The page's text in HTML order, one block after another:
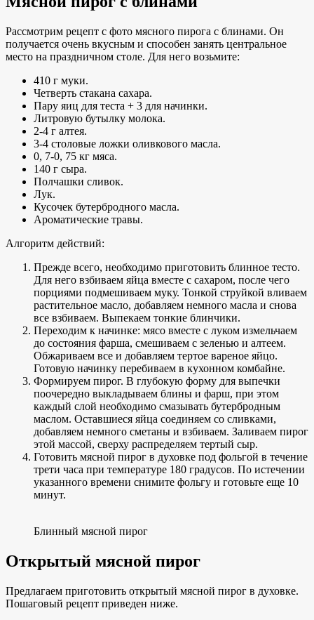
Рассмотрим рецепт с фото мясного пирога с блинами. Он
получается очень вкусным и способен занять центральное
место на праздничном столе. Для него возьмите:
410 г муки.
Четверть стакана сахара.
Пару яиц для теста + 3 для начинки.
Литровую бутылку молока.
2-4 г алтея.
3-4 столовые ложки оливкового масла.
0, 7-0, 75 кг мяса.
140 г сыра.
Полчашки сливок.
Лук.
Кусочек бутербродного масла.
Ароматические травы.
Алгоритм действий:
Прежде всего, необходимо приготовить блинное тесто.
Для него взбиваем яйца вместе с сахаром, после чего
порциями подмешиваем муку. Тонкой струйкой вливаем
растительное масло, добавляем немного масла и снова
все взбиваем. Выпекаем тонкие блинчики.
Переходим к начинке: мясо вместе с луком измельчаем
до состояния фарша, смешиваем с зеленью и алтеем.
Обжариваем все и добавляем тертое вареное яйцо.
Готовую начинку перебиваем в кухонном комбайне.
Формируем пирог. В глубокую форму для выпечки
поочередно выкладываем блины и фарш, при этом
каждый слой необходимо смазывать бутербродным
маслом. Оставшиеся яйца соединяем со сливками,
добавляем немного сметаны и взбиваем. Заливаем пирог
этой массой, сверху распределяем тертый сыр.
Готовить мясной пирог в духовке под фольгой в течение
трети часа при температуре 180 градусов. По истечении
указанного времени снимите фольгу и готовьте еще 10
минут.
Блинный мясной пирог
Открытый мясной пирог
Предлагаем приготовить открытый мясной пирог в духовке.
Пошаговый рецепт приведен ниже.